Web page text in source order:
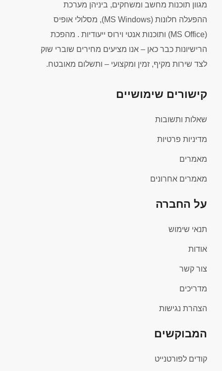
מגוון תוכנות מחשב ומשחקים, ביניהן מערכת
ההפעלה חלונות (MS Windows), מסלולי אופיס
(MS Office) ותוכנות אנטי וירוס ייעודיות . מהפכת
הרישיונות כבר כאן – אנו מציעים מחירים שוברי שוק
לצד שירות מקיף, זמין ומקצועי – ותשלום מאובטח.
קישורים שימושיים
שאלות ותשובות
מדיניות פרטיות
מאמרים
מאמרים אחרונים
על החברה
תנאי שימוש
אודות
צור קשר
מדריכים
הצהרת נגישות
המבוקשים
קודים לפורטנייט